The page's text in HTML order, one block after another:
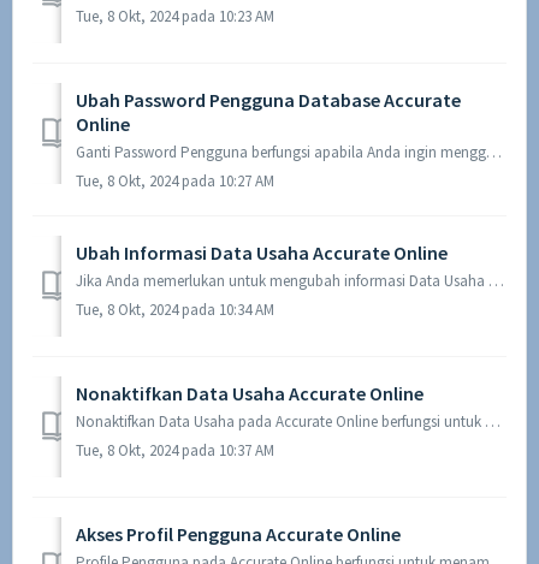
Tue, 8 Okt, 2024 pada 10:23 AM
Ubah Password Pengguna Database Accurate
Online
Ganti Password Pengguna berfungsi apabila Anda ingin mengganti password yang sudah Anda buat sebelumnya. Masuk ke accurate.id dengan pengguna yang akan di...
Tue, 8 Okt, 2024 pada 10:27 AM
Ubah Informasi Data Usaha Accurate Online
Jika Anda memerlukan untuk mengubah informasi Data Usaha Accurate Online Anda, hal ini bisa dilakukan melalui ‘Edit Info’ pada Data Usaha. Informasi yang bi...
Tue, 8 Okt, 2024 pada 10:34 AM
Nonaktifkan Data Usaha Accurate Online
Nonaktifkan Data Usaha pada Accurate Online berfungsi untuk menonaktifkan data usaha yang sudah Anda buat. Kondisi ini bisa dilakukan jika Anda sudah tidak ...
Tue, 8 Okt, 2024 pada 10:37 AM
Akses Profil Pengguna Accurate Online